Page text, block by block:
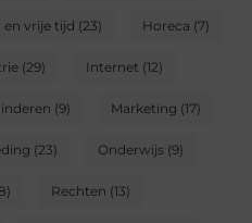
en vrije tijd (23) Horeca (7)
(29) Internet (12)
(9) Marketing (17)
(23) Onderwijs (9)
Rechten (13)